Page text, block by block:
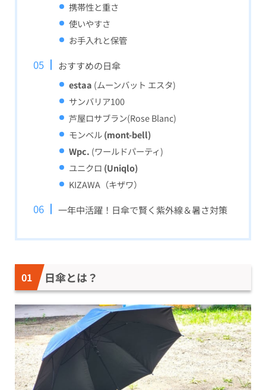
携帯性と重さ
使いやすさ
お手入れと保管
おすすめの日傘
estaa (ムーンバット エスタ)
サンバリア100
芦屋ロサブラン(Rose Blanc)
モンベル(mont-bell)
Wpc. (ワールドパーティ)
ユニクロ (Uniqlo)
KIZAWA（キザワ）
一年中活躍！日傘で賢く紫外線＆暑さ対策
日傘とは？